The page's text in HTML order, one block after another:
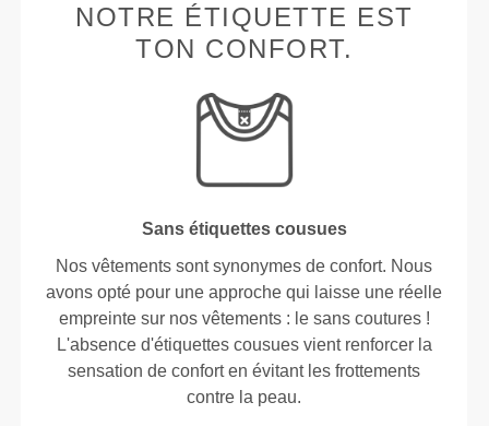
NOTRE ÉTIQUETTE EST
TON CONFORT.
Sans étiquettes cousues
Nos vêtements sont synonymes de confort. Nous
avons opté pour une approche qui laisse une réelle
empreinte sur nos vêtements : le sans coutures !
L'absence d'étiquettes cousues vient renforcer la
sensation de confort en évitant les frottements
contre la peau.